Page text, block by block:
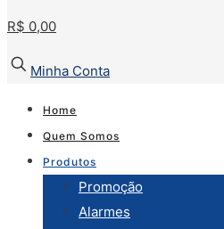
R$ 0,00
Minha Conta
Home
Quem Somos
Produtos
Promoção
Alarmes